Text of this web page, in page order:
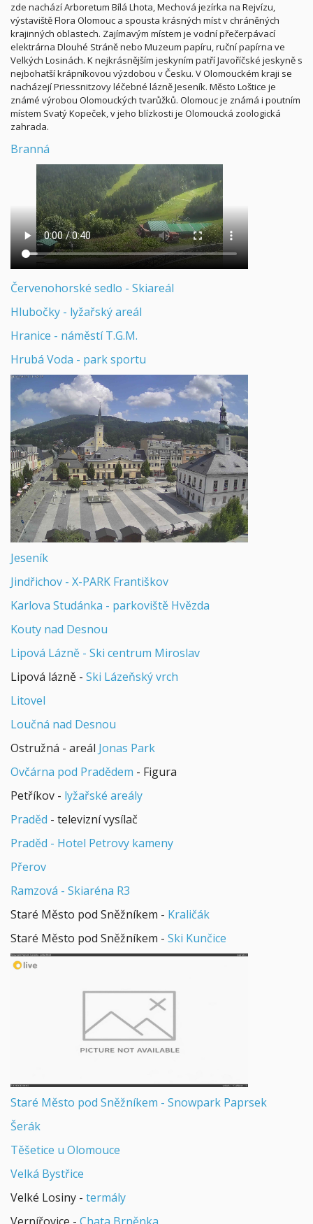
zde nachází Arboretum Bílá Lhota, Mechová jezírka na Rejvízu,
výstaviště Flora Olomouc a spousta krásných míst v chráněných
krajinných oblastech. Zajímavým místem je vodní přečerpávací
elektrárna Dlouhé Stráně nebo Muzeum papíru, ruční papírna ve
Velkých Losinách. K nejkrásnějším jeskyním patří Javoříčské jeskyně s
nejbohatší krápníkovou výzdobou v Česku. V Olomouckém kraji se
nacházejí Priessnitzovy léčebné lázně Jeseník. Město Loštice je
známé výrobou Olomouckých tvarůžků. Olomouc je známá i poutním
místem Svatý Kopeček, v jeho blízkosti je Olomoucká zoologická
zahrada.
Branná
Červenohorské sedlo - Skiareál
Hlubočky - lyžařský areál
Hranice - náměstí T.G.M.
Hrubá Voda - park sportu
Jeseník
Jindřichov - X-PARK Františkov
Karlova Studánka - parkoviště Hvězda
Kouty nad Desnou
Lipová Lázně - Ski centrum Miroslav
Lipová lázně - Ski Lázeňský vrch
Litovel
Loučná nad Desnou
Ostružná - areál Jonas Park
Ovčárna pod Pradědem - Figura
Petříkov - lyžařské areály
Praděd - televizní vysílač
Praděd - Hotel Petrovy kameny
Přerov
Ramzová - Skiaréna R3
Staré Město pod Sněžníkem - Kraličák
Staré Město pod Sněžníkem - Ski Kunčice
Staré Město pod Sněžníkem - Snowpark Paprsek
Šerák
Těšetice u Olomouce
Velká Bystřice
Velké Losiny - termály